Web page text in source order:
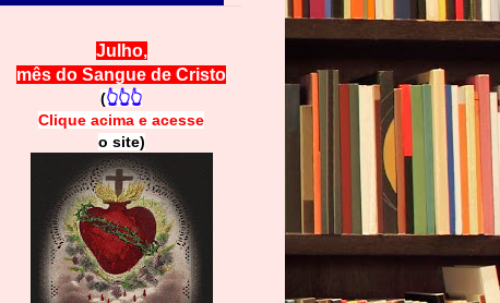
Julho,
mês do Sangue de Cristo
(👆👆👆
Clique acima e acesse
o site)